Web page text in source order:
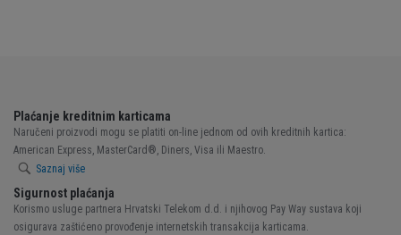
Plaćanje kreditnim karticama
Naručeni proizvodi mogu se platiti on-line jednom od ovih kreditnih kartica:
American Express, MasterCard®, Diners, Visa ili Maestro.
Saznaj više
Sigurnost plaćanja
Korismo usluge partnera Hrvatski Telekom d.d. i njihovog Pay Way sustava koji
osigurava zaštićeno provođenje internetskih transakcija karticama.